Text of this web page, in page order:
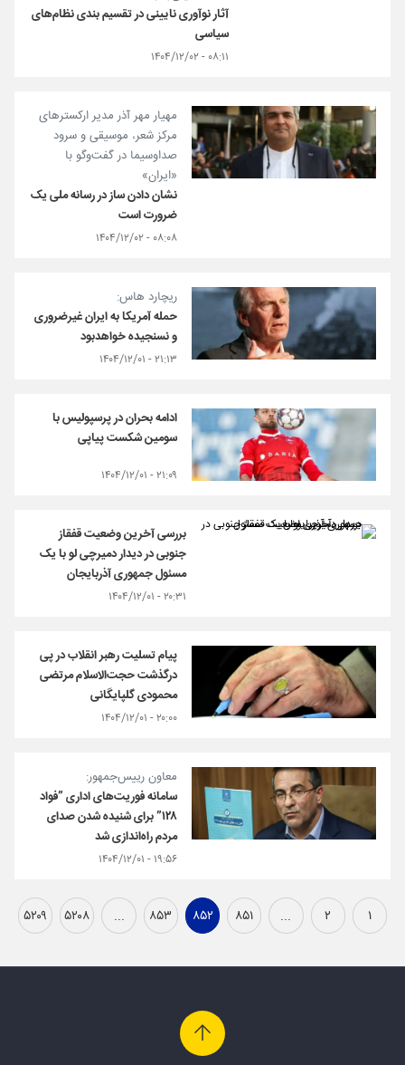
آثار نوآوری نایینی در تقسیم بندی نظام‌های
سیاسی
۰۸:۱۱ - ۱۴۰۴/۱۲/۰۲
مهیار مهر آذر مدیر ارکسترهای
مرکز شعر، موسیقی و‌ سرود
صداوسیما در گفت‌وگو با
«ایران»
نشان دادن ساز در رسانه ملی یک
ضرورت است
۰۸:۰۸ - ۱۴۰۴/۱۲/۰۲
ریچارد هاس:
حمله آمریکا به ایران غیرضروری
و نسنجیده خواهدبود
۲۱:۱۳ - ۱۴۰۴/۱۲/۰۱
ادامه بحران در پرسپولیس با
سومین شکست پیاپی
۲۱:۰۹ - ۱۴۰۴/۱۲/۰۱
بررسی آخرین وضعیت قفقاز
جنوبی در دیدار دمیرچی لو با یک
مسئول جمهوری آذربایجان
۲۰:۳۱ - ۱۴۰۴/۱۲/۰۱
پیام تسلیت رهبر انقلاب در پی
درگذشت حجت‌الاسلام مرتضی
محمودی گلپایگانی
۲۰:۰۰ - ۱۴۰۴/۱۲/۰۱
معاون رییس‌جمهور:
سامانه فوریت‌های اداری ”فواد
۱۲۸” برای شنیده شدن صدای
مردم راه‌اندازی شد
۱۹:۵۶ - ۱۴۰۴/۱۲/۰۱
۱ ۲ ... ۸۵۱ ۸۵۲ ۸۵۳ ... ۵۲۰۸ ۵۲۰۹